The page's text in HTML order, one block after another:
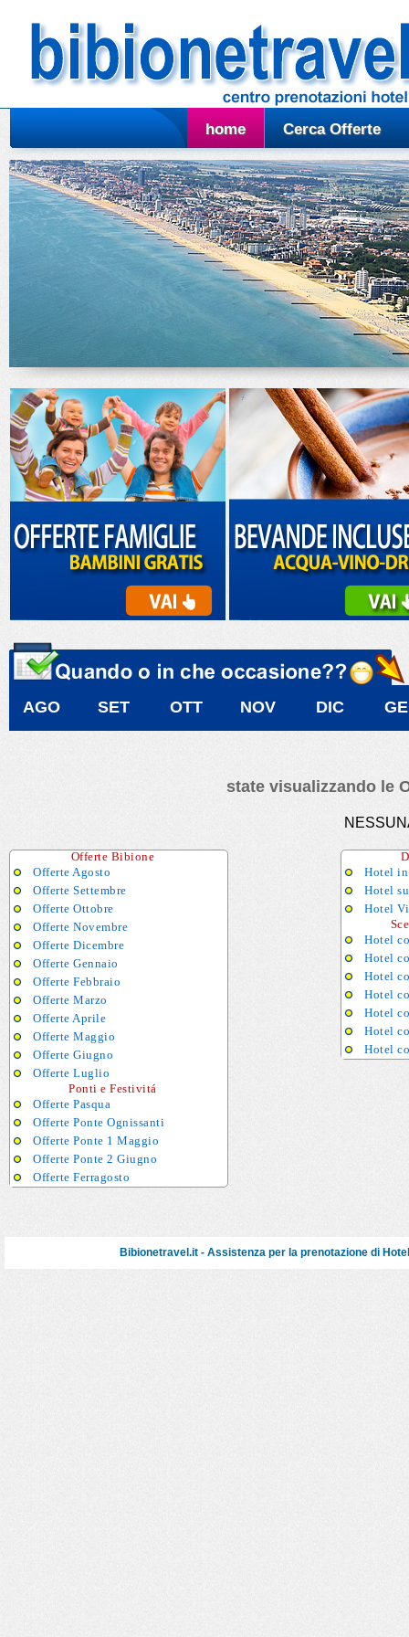
home Cerca Offerte
AGO SET OTT NOV DIC
state visualizzando le
Offerte Bibione
Offerte Agosto
Offerte Settembre
Offerte Ottobre
Offerte Novembre
Offerte Dicembre
Offerte Gennaio
Offerte Febbraio
Offerte Marzo
Offerte Aprile
Offerte Maggio
Offerte Giugno
Offerte Luglio
Ponti e Festivitá
Offerte Pasqua
Offerte Ponte Ognissanti
Offerte Ponte 1 Maggio
Offerte Ponte 2 Giugno
Offerte Ferragosto
Hotel
Hotel
Hotel
Hotel
Hotel
Hotel
Hotel
Hotel
Hotel
Hotel
Bibionetravel.it - Assistenza per la prenotazione di